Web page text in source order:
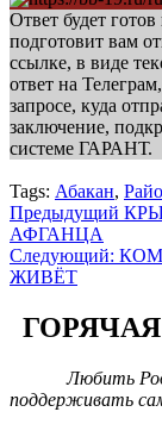
Ответ будет
подготовит вам
ссылке, в виде
ответ на
запросе, куда
заключение,
системе ГАРАНТ.
Tags: Абакан,
Навигация
записи
Предыдущий
АФГАНЦА
Следующий:
ЖИВЁТ
ГОРЯЧАЯ
Любить
поддерживать